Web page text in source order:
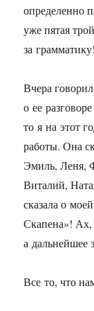
определенно
уже пятая
за грамматику!
Вчера
о ее
то я на этот
работы. Она
Эмиль, Леня,
Виталий,
сказала о
Скапена»! Ах,
а дальнейшее
Все то, что